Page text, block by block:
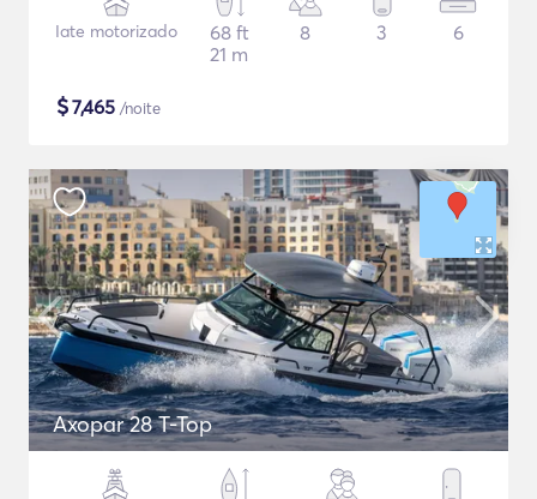
Iate motorizado
68 ft
21 m
8 3 6
$7,465 /noite
Axopar 28 T-Top